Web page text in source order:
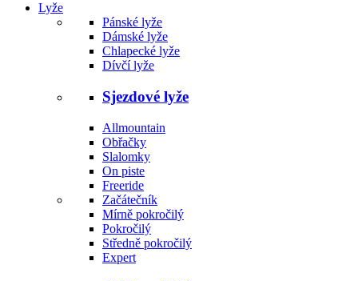
Lyže
Pánské lyže
Dámské lyže
Chlapecké lyže
Dívčí lyže
Sjezdové lyže
Allmountain
Obřačky
Slalomky
On piste
Freeride
Začátečník
Mírně pokročilý
Pokročilý
Středně pokročilý
Expert